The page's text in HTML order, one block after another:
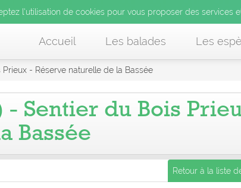
l’utilisation de cookies pour vous proposer des services
Accueil Les balades Les
- Réserve naturelle de la Bassée
- Sentier du Bois
Bassée
Retour à la liste